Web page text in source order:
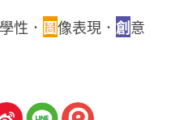
學性． 圖像表現． 創意